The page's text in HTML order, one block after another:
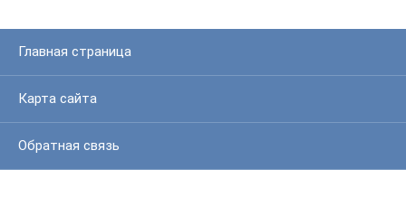
Главная страница
Карта сайта
Обратная связь